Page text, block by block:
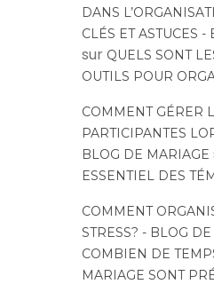
DANS
CLÉS ET ASTUCES
sur QUELS SONT
OUTILS POUR
COMMENT GÉRER
PARTICIPANTES
BLOG DE MARIAGE
ESSENTIEL DES
COMMENT
STRESS? - BLOG
COMBIEN DE
MARIAGE SONT